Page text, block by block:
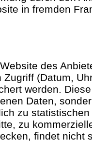
in fremden
des
Zugriff (Datum,
werden.
Daten,
zu
zu
findet nicht